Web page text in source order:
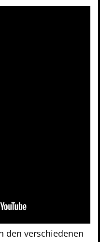
den verschiedenen